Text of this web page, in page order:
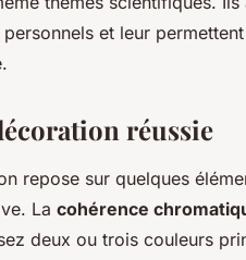
et leur permettent
réussie
repose sur quelques
La cohérence
deux ou trois couleurs